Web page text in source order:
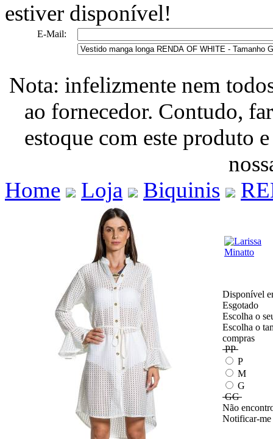
estiver disponível!
E-Mail:
Nota: infelizmente nem
ao fornecedor. Contudo,
estoque com este produto
Home
Loja Biquinis
Disponível
Esgotado
Escolha o
Escolha o
compras
PP
P
M
G
GG
Não
Notificar-me